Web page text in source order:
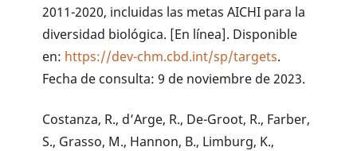
2011-2020, incluidas las metas AICHI para la
diversidad biológica. [En línea]. Disponible
en: https://dev-chm.cbd.int/sp/targets.
Fecha de consulta: 9 de noviembre de 2023.
Costanza, R., d’Arge, R., De-Groot, R., Farber,
S., Grasso, M., Hannon, B., Limburg, K.,